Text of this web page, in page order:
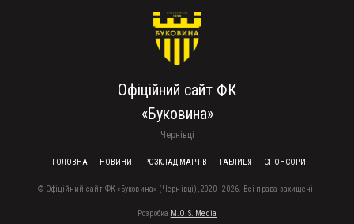
Офіційний сайт ФК
«Буковина»
Чернівці
FOOTER MENU
ГОЛОВНА НОВИНИ РОЗКЛАД МАТЧІВ ТАБЛИЦЯ СПОНСОРИ
© Офіційний сайт ФК «Буковина» (Чернівці), 2020 - 2026. Всі права захищені.
Розробка M.O.S. Media